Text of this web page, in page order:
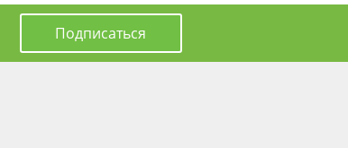
Подписаться